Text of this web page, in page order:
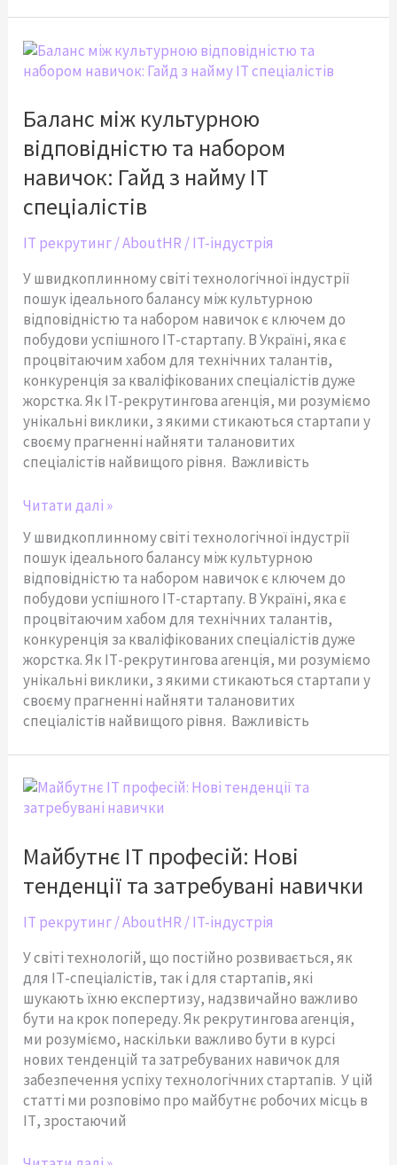
Баланс між культурною
відповідністю та набором
навичок: Гайд з найму IT
спеціалістів
IT рекрутинг/AboutHR /IT-індустрія
У швидкоплинному світі технологічної індустрії
пошук ідеального балансу між культурною
відповідністю та набором навичок є ключем до
побудови успішного ІТ-стартапу. В Україні, яка є
процвітаючим хабом для технічних талантів,
конкуренція за кваліфікованих спеціалістів дуже
жорстка. Як ІТ-рекрутингова агенція, ми розуміємо
унікальні виклики, з якими стикаються стартапи у
своєму прагненні найняти талановитих
спеціалістів найвищого рівня. Важливість
Баланс
між
відповідністю
та
набором
навичок:
Гайд
з
найму
IT
спеціалістів
Читати далі »
У швидкоплинному світі технологічної індустрії
пошук ідеального балансу між культурною
відповідністю та набором навичок є ключем до
побудови успішного ІТ-стартапу. В Україні, яка є
процвітаючим хабом для технічних талантів,
конкуренція за кваліфікованих спеціалістів дуже
жорстка. Як ІТ-рекрутингова агенція, ми розуміємо
унікальні виклики, з якими стикаються стартапи у
своєму прагненні найняти талановитих
спеціалістів найвищого рівня. Важливість
Майбутнє IT професій: Нові
тенденції та затребувані навички
IT рекрутинг/AboutHR /IT-індустрія
У світі технологій, що постійно розвивається, як
для ІТ-спеціалістів, так і для стартапів, які
шукають їхню експертизу, надзвичайно важливо
бути на крок попереду. Як рекрутингова агенція,
ми розуміємо, наскільки важливо бути в курсі
нових тенденцій та затребуваних навичок для
забезпечення успіху технологічних стартапів. У цій
статті ми розповімо про майбутнє робочих місць в
ІТ, зростаючий
Майбутнє
IT
Нові
тенденції
та
навички